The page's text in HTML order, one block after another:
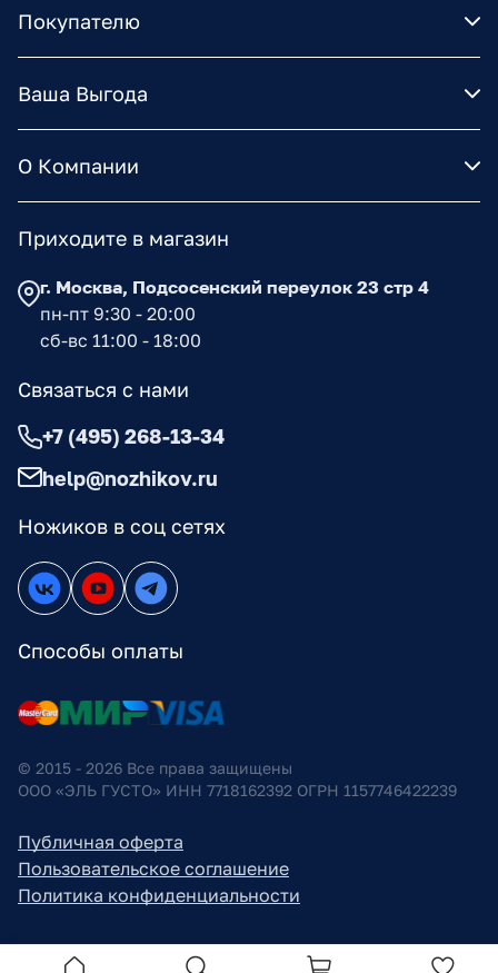
Покупателю
Ваша Выгода
О Компании
Ножиков в соц сетях
Способы оплаты
Приходите в магазин
г. Москва, Подсосенский переулок 23 стр 4
пн-пт 9:30 - 20:00
сб-вс 11:00 - 18:00
Связаться с нами
+7 (495) 268-13-34
help@nozhikov.ru
© 2015 - 2026 Все права защищены
ООО «ЭЛЬ ГУСТО» ИНН 7718162392 ОГРН 1157746422239
Публичная оферта
Пользовательское соглашение
Политика конфиденциальности